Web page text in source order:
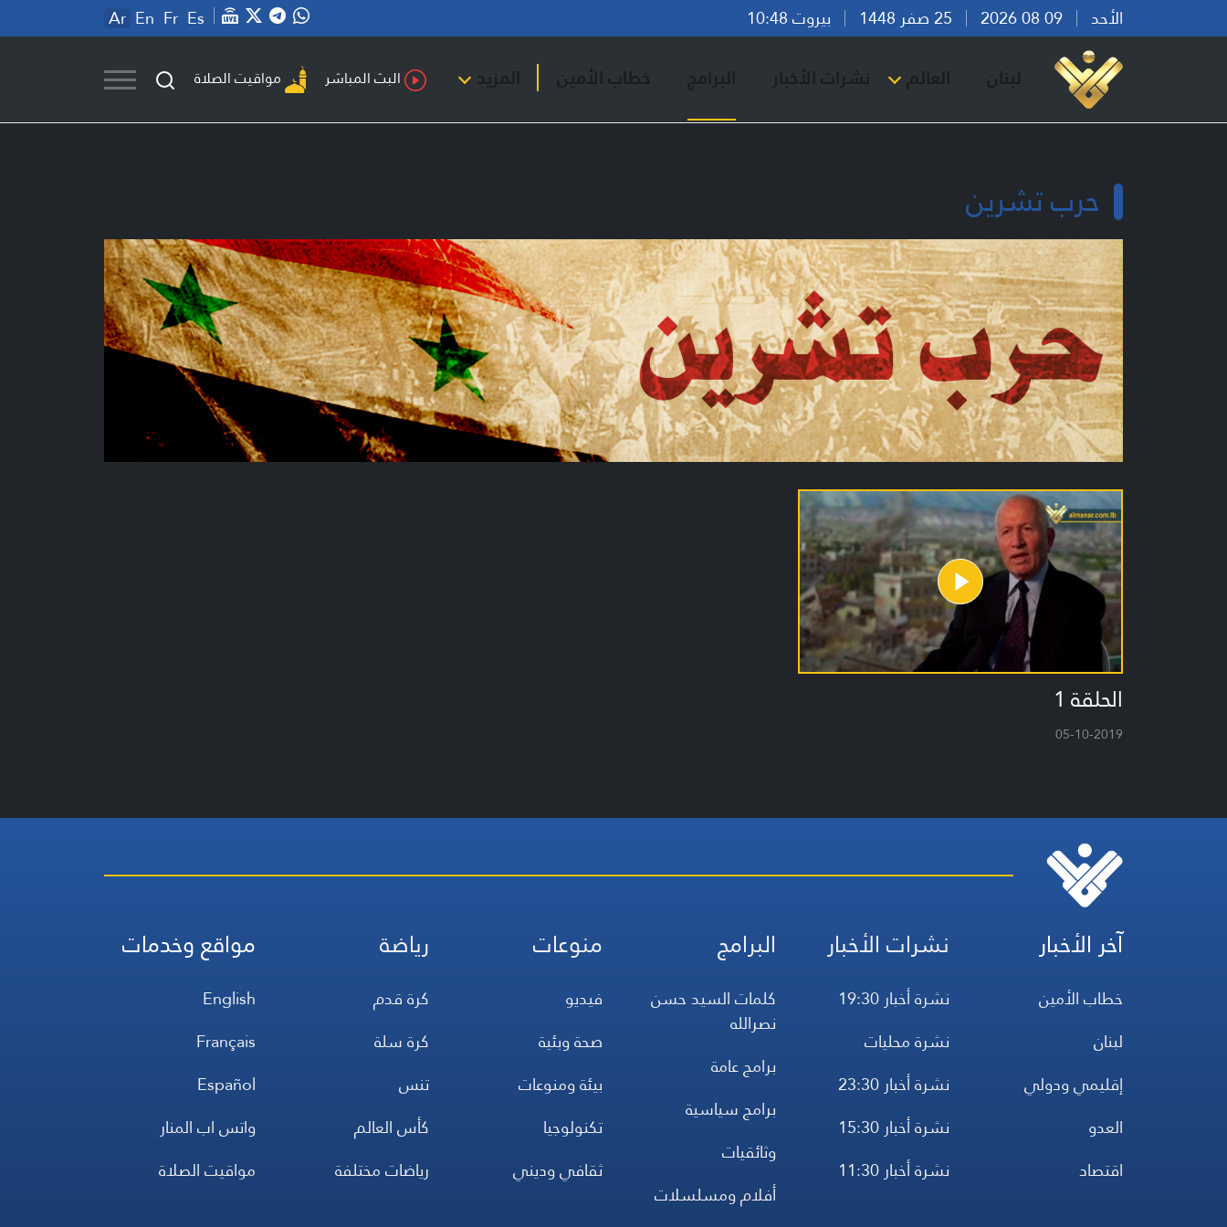
الأحد بيروت 10:48 Ar En Fr Es
لبنان العالم نشرات الأخبار البرامج خطاب الأمين المزيد البث المباشر مواقيت الصلاة
حرب تشرين
الحلقة 1
05-10-2019
آخر الأخبار
خطاب الأمين
لبنان
إقليمي ودولي
العدو
اقتصاد
نشرات الأخبار
نشرة أخبار 19:30
نشرة محليات
نشرة أخبار 23:30
نشرة أخبار 15:30
نشرة أخبار 11:30
البرامج
كلمات السيد حسن
نصرالله
برامج عامة
برامج سياسية
وثائقيات
أفلام ومسلسلات
منوعات
فيديو
صحة وبئية
بيئة ومنوعات
تكنولوجيا
ثقافي وديني
رياضة
كرة قدم
كرة سلة
تنس
كأس العالم
رياضات مختلفة
مواقع وخدمات
English
Français
Español
واتس اب المنار
مواقيت الصلاة